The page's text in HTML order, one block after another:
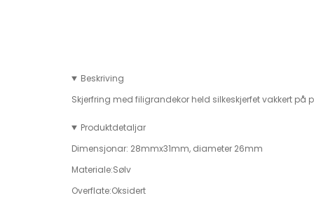
Beskriving
Skjerfring med filigrandekor held silkeskjerfet vakkert
Produktdetaljar
Dimensjonar: 28mmx31mm, diameter 26mm
Materiale:Sølv
Overflate:Oksidert